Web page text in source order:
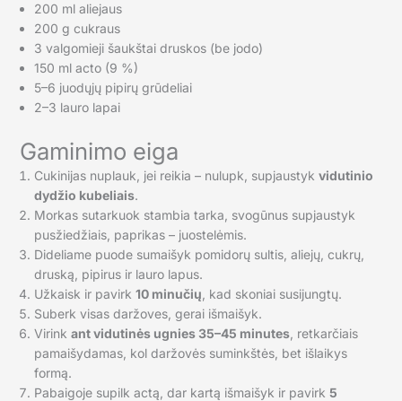
200 ml aliejaus
200 g cukraus
3 valgomieji šaukštai druskos (be jodo)
150 ml acto (9 %)
5–6 juodųjų pipirų grūdeliai
2–3 lauro lapai
Gaminimo eiga
Cukinijas nuplauk, jei reikia – nulupk, supjaustyk vidutinio
dydžio kubeliais.
Morkas sutarkuok stambia tarka, svogūnus supjaustyk
pusžiedžiais, paprikas – juostelėmis.
Dideliame puode sumaišyk pomidorų sultis, aliejų, cukrų,
druską, pipirus ir lauro lapus.
Užkaisk ir pavirk 10 minučių , kad skoniai susijungtų.
Suberk visas daržoves, gerai išmaišyk.
Virink ant vidutinės ugnies 35–45 minutes, retkarčiais
pamaišydamas, kol daržovės suminkštės, bet išlaikys
formą.
Pabaigoje supilk actą, dar kartą išmaišyk ir pavirk 5